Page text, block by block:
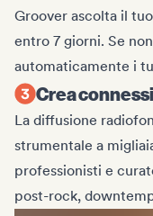
Groover ascolta il
entro 7 giorni. Se
automaticamente i
Crea
La diffusione
strumentale a
professionisti e
post-rock,